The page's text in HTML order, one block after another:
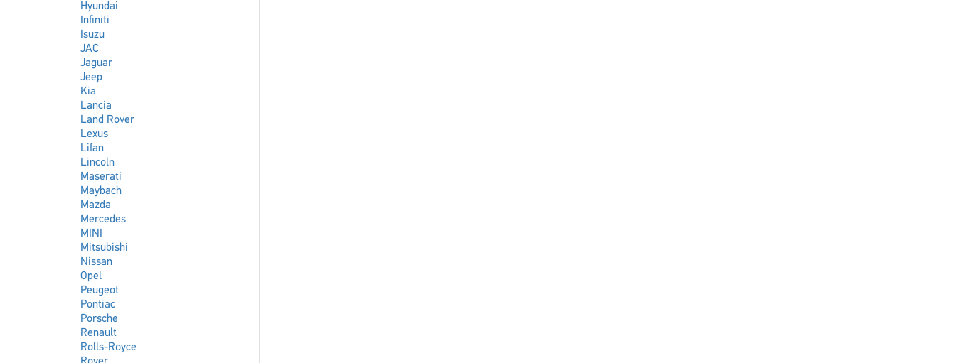
Hyundai
Infiniti
Isuzu
JAC
Jaguar
Jeep
Kia
Lancia
Land Rover
Lexus
Lifan
Lincoln
Maserati
Maybach
Mazda
Mercedes
MINI
Mitsubishi
Nissan
Opel
Peugeot
Pontiac
Porsche
Renault
Rolls-Royce